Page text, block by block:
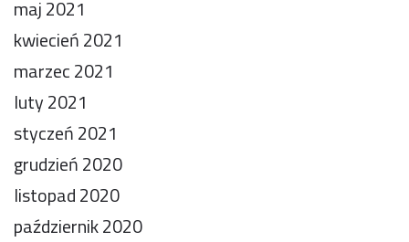
maj 2021
kwiecień 2021
marzec 2021
luty 2021
styczeń 2021
grudzień 2020
listopad 2020
październik 2020